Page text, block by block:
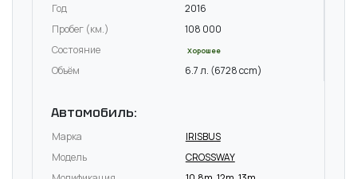
Год
2016
Пробег (км.)
108 000
Состояние
Хорошее
Объём 6.7 л. (6728 ccm)
Автомобиль:
Марка
IRISBUS
Модель
CROSSWAY